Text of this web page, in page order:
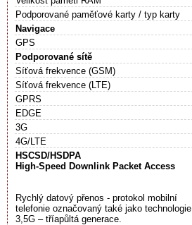
Podporované paměťové karty / typ karty
Navigace
GPS
Podporované sítě
Síťová frekvence (GSM)
Síťová frekvence (LTE)
GPRS
EDGE
3G
4G/LTE
HSCSD/HSDPA
High-Speed Downlink Packet Access
Rychlý datový přenos - protokol mobilní
telefonie označovaný také jako technologie
3,5G – tříapůltá generace.